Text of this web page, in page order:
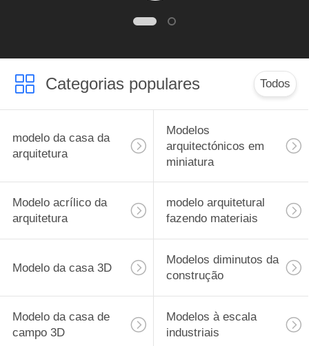
definidamente outra
vez para meu
modelo que faz
exigências
Categorias populares Todos
modelo da casa da
arquitetura
Modelos
arquitectónicos em
miniatura
Modelo acrílico da
arquitetura
modelo arquitetural
fazendo materiais
Modelo da casa 3D
Modelos diminutos da
construção
Modelo da casa de
campo 3D
Modelos à escala
industriais